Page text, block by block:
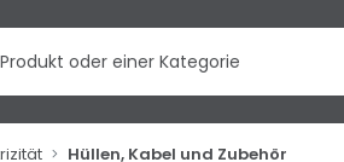
Hüllen, Kabel und Zubehör